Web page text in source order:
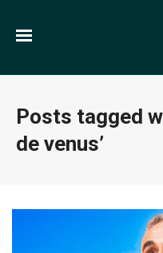
Posts tagged
de venus’